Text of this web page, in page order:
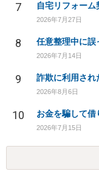
7 自宅リフォー
2026年7月27日
8 任意整理中に誤
2026年7月14日
9 詐欺に利用され
2026年8月6日
10 お金を騙して
2026年7月15日